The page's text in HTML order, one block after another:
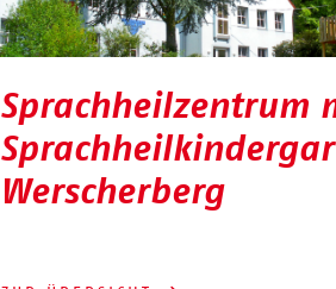
Sprachheilzentrum
Werscherberg